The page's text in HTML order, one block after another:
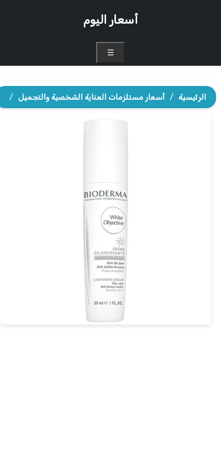
أسعار اليوم
الرئيسية / أسعار مستلزمات العناية الشخصية والتجميل /